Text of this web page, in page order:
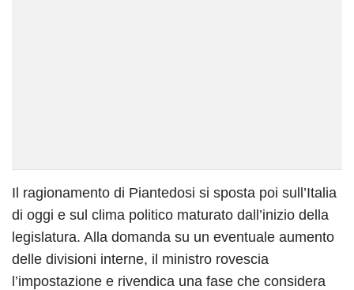
Il ragionamento di Piantedosi si sposta poi sull’Italia
di oggi e sul clima politico maturato dall’inizio della
legislatura. Alla domanda su un eventuale aumento
delle divisioni interne, il ministro rovescia
l’impostazione e rivendica una fase che considera